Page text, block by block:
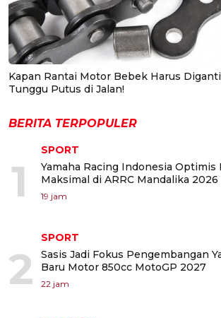
Kapan Rantai Motor Bebek Harus
Tunggu Putus di Jalan!
BERITA TERPOPULER
1
SPORT
Yamaha Racing Indonesia Optimis
Maksimal di ARRC Mandalika 2026
19 jam
2
SPORT
Sasis Jadi Fokus Pengembangan
Baru Motor 850cc MotoGP 2027
22 jam